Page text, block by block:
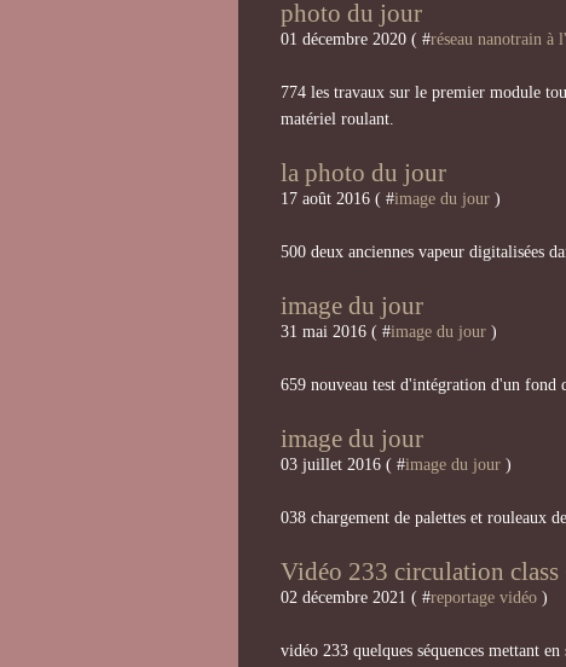
photo du jour
01 décembre 2020 ( #réseau nanotrain à
774 les travaux sur le premier module
matériel roulant.
la photo du jour
17 août 2016 ( #image du jour )
500 deux anciennes vapeur digitalisées
image du jour
31 mai 2016 ( #image du jour )
659 nouveau test d'intégration d'un fond
image du jour
03 juillet 2016 ( #image du jour )
038 chargement de palettes et rouleaux
Vidéo 233 circulation class
02 décembre 2021 ( #reportage vidéo )
vidéo 233 quelques séquences mettant